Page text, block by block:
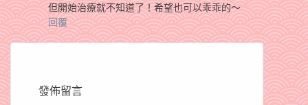
但開始治療就不知道了！希望也可以乖乖的～
回覆
發佈留言